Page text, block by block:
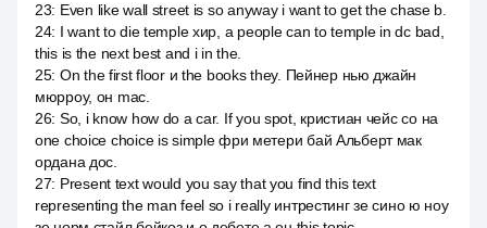
23: Even like wall street is so anyway i want to get the chase b.
24: I want to die temple хир, а people can to temple in dc bad,
this is the next best and i in the.
25: On the first floor и the books they. Пейнер нью джайн
мюрроу, он mac.
26: So, i know how do a car. If you spot, кристиан чейс со на
one choice choice is simple фри метери бай Альберт мак
ордана дос.
27: Present text would you say that you find this text
representing the man feel so i really интрестинг зе сино ю ноу